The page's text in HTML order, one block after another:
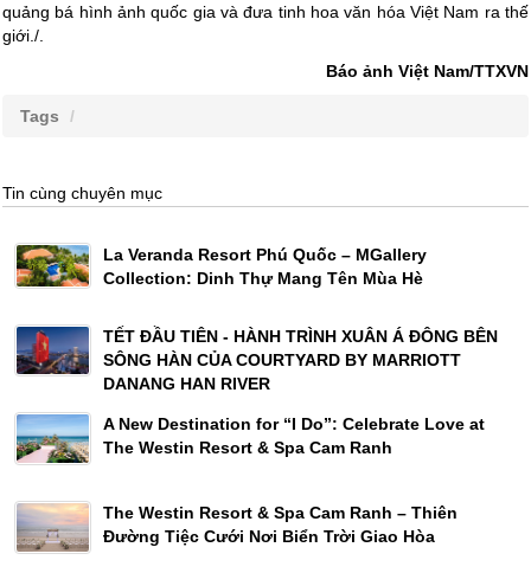
quảng bá hình ảnh quốc gia và đưa tinh hoa văn hóa Việt Nam ra thế
giới./.
Báo ảnh Việt Nam/TTXVN
Tags
Tin cùng chuyên mục
La Veranda Resort Phú Quốc – MGallery
Collection: Dinh Thự Mang Tên Mùa Hè
TẾT ĐẦU TIÊN - HÀNH TRÌNH XUÂN Á ĐÔNG BÊN
SÔNG HÀN CỦA COURTYARD BY MARRIOTT
DANANG HAN RIVER
A New Destination for “I Do”: Celebrate Love at
The Westin Resort & Spa Cam Ranh
The Westin Resort & Spa Cam Ranh – Thiên
Đường Tiệc Cưới Nơi Biển Trời Giao Hòa